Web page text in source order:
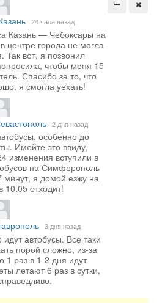
24 часа назад
Казань — Чебоксары на
центре города не могла
Так вот, я позвонил
чтобы меня 15
Спасибо за то, что
я смогла уехать!
2 дня назад
особенно до
Имейте это ввиду,
изменения вступили в
на Симферополь
минут, я домой езжу на
10.05 отходит!
3 дня назад
автобусы. Все таки
порой сложно, из-за
1 раз в 1-2 дня идут
летают 6 раз в сутки,